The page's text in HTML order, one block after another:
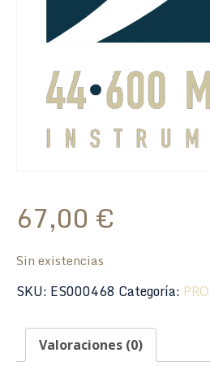
67,00 €
Sin existencias
SKU: ES000468 Categoría:
Valoraciones (0)